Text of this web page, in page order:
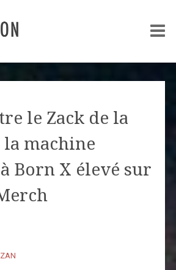
le Zack de la
la machine
Born X élevé sur